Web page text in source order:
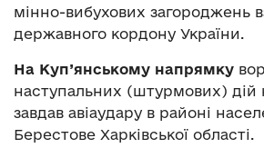
мінно-вибухових загороджень
державного кордону України.
На Куп’янському напрямку
наступальних (штурмових) дій
завдав авіаудару в районі
Берестове Харківської області.